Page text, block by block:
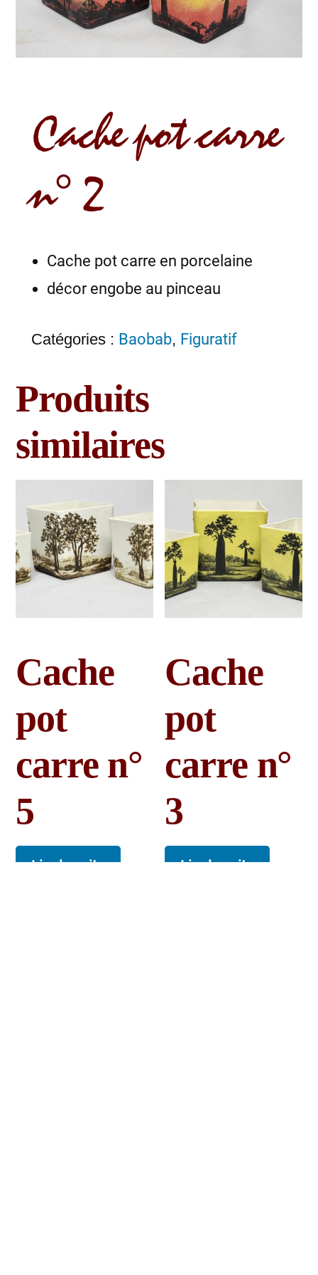
Cache pot carre
n° 2
Cache pot carre en porcelaine
décor engobe au pinceau
Catégories : Baobab, Figuratif
Produits
similaires
Cache
pot
carre n°
5
Lire la suite
Cache
pot
carre n°
3
Lire la suite